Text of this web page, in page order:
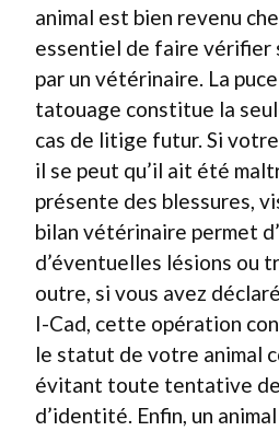
animal est bien revenu
essentiel de faire vérifier
par un vétérinaire. La
tatouage constitue la
cas de litige futur. Si
il se peut qu’il ait été
présente des blessures,
bilan vétérinaire permet
d’éventuelles lésions ou
outre, si vous avez
I-Cad, cette opération
le statut de votre animal
évitant toute tentative
d’identité. Enfin, un